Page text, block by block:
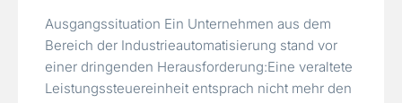
Ausgangssituation Ein Unternehmen aus dem
Bereich der Industrieautomatisierung stand vor
einer dringenden Herausforderung:Eine veraltete
Leistungssteuereinheit entsprach nicht mehr den